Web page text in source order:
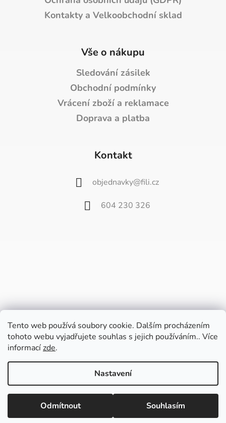
Tento web používá soubory cookie. Dalším procházením
tohoto webu vyjadřujete souhlas s jejich používáním.. Více
informacízde.
Nastavení
Odmítnout Souhlasím
Vážení zákazníci,
od 27. července do 9. srpna bude náš
velkoobchod zavřený z důvodu dovolené.
Poslední balíčky pošleme v pátek 24.7. a
potom až od 10. srpna.
Kontakty a Velkoobchodní sklad
Vše o nákupu
Sledování zásilek
Obchodní podmínky
Vrácení zboží a reklamace
Doprava a platba
Kontakt
objednavky@fili.cz
604 230 326
Vytvořil Shoptet
Copyright 2026
. Všechna práva vyhrazena.
Upravit nastavení cookies